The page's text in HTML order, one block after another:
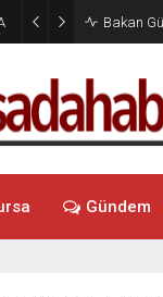
Bakan
Gündem